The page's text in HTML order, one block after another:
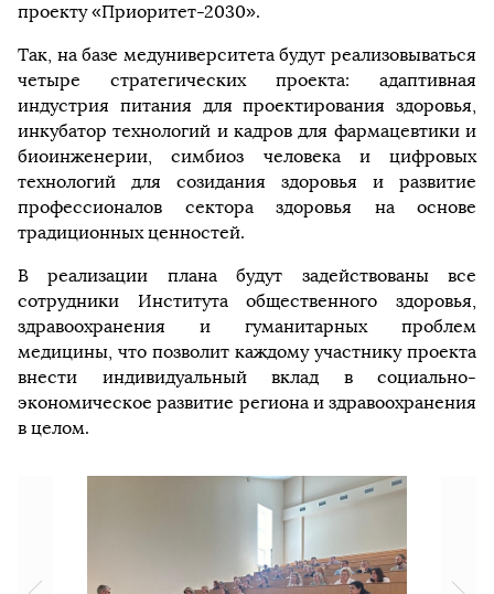
проекту «Приоритет-2030».
Так, на базе медуниверситета будут реализовываться
четыре стратегических проекта: адаптивная
индустрия питания для проектирования здоровья,
инкубатор технологий и кадров для фармацевтики и
биоинженерии, симбиоз человека и цифровых
технологий для созидания здоровья и развитие
профессионалов сектора здоровья на основе
традиционных ценностей.
В реализации плана будут задействованы все
сотрудники Института общественного здоровья,
здравоохранения и гуманитарных проблем
медицины, что позволит каждому участнику проекта
внести индивидуальный вклад в социально-
экономическое развитие региона и здравоохранения
в целом.